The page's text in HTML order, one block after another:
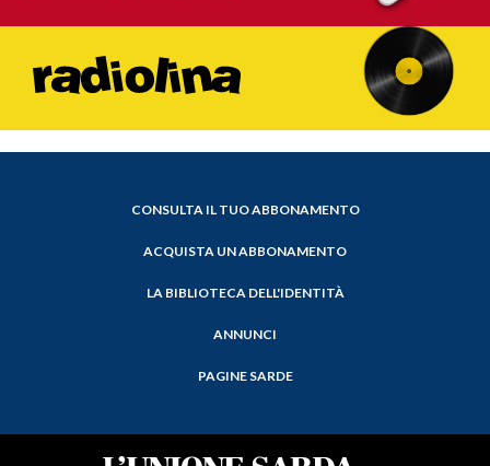
CONSULTA IL TUO ABBONAMENTO
ACQUISTA UN ABBONAMENTO
LA BIBLIOTECA DELL'IDENTITÀ
ANNUNCI
PAGINE SARDE